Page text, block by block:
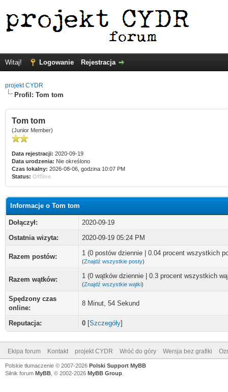
Witaj! Logowanie Rejestracja
projekt CYDR
Profil: Tom tom
Tom tom
(Junior Member)
Data rejestracji: 2020-09-19
Data urodzenia: Nie określono
Czas lokalny: 2026-08-06, godzina 10:07 PM
Status: Offline
Informacje o Tom tom
Dołączył:
2020-09-19
Ostatnia wizyta:
2020-09-19 05:24 PM
Razem postów: 1 (0 postów dziennie | 0.04 procent wszystkich
(Znajdź wszystkie posty)
Razem wątków: 1 (0 wątków dziennie | 0.3 procent wszystkich
(Znajdź wszystkie wątki)
Spędzony czas
online:
8 Minut, 54 Sekund
Reputacja: 0 [Szczegóły]
Ekipa forum Kontakt projekt CYDR Wróć do góry Wersja bez grafiki
Polskie tłumaczenie © 2007-2026 Polski Support MyBB
Silnik forum MyBB , © 2002-2026 MyBB Group